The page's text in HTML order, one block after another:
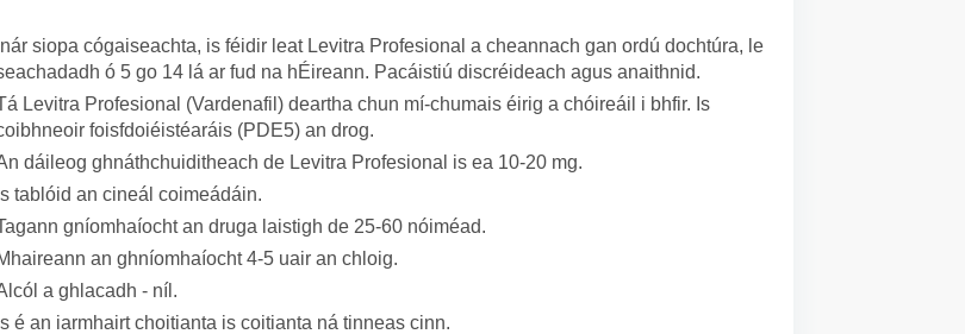
Inár siopa cógaiseachta, is féidir leat Levitra Profesional a cheannach gan ordú dochtúra, le
ó 5 go 14 lá ar fud na hÉireann. Pacáistiú discréideach agus anaithnid.
Levitra Profesional (Vardenafil) deartha chun mí-chumais éirig a chóireáil i bhfir. Is
foisfdoiéistéaráis (PDE5) an drog.
dáileog ghnáthchuiditheach de Levitra Profesional is ea 10-20 mg.
Is tablóid an cineál coimeádáin.
gníomhaíocht an druga laistigh de 25-60 nóiméad.
an ghníomhaíocht 4-5 uair an chloig.
a ghlacadh - níl.
Is é an iarmhairt choitianta is coitianta ná tinneas cinn.